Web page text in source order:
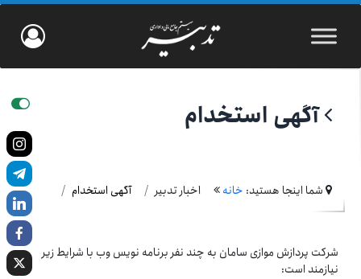
آگهی استخدام
شما اینجا هستید: خانه اخبار تدبیر آگهی استخدام
شرکت پردازش موازی سامان به چند نفر برنامه نویس وب با شرایط زیر
نیازمند است: